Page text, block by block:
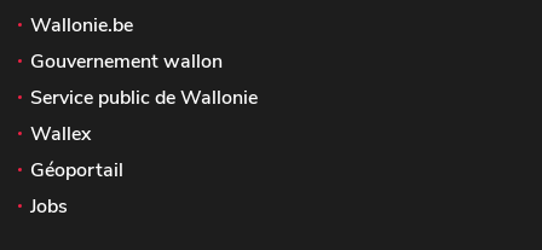
Wallonie.be
Gouvernement wallon
Service public de Wallonie
Wallex
Géoportail
Jobs